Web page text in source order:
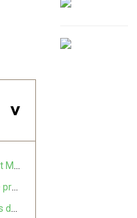
>
2. Pourquoi les clients Je préfère cet emballage